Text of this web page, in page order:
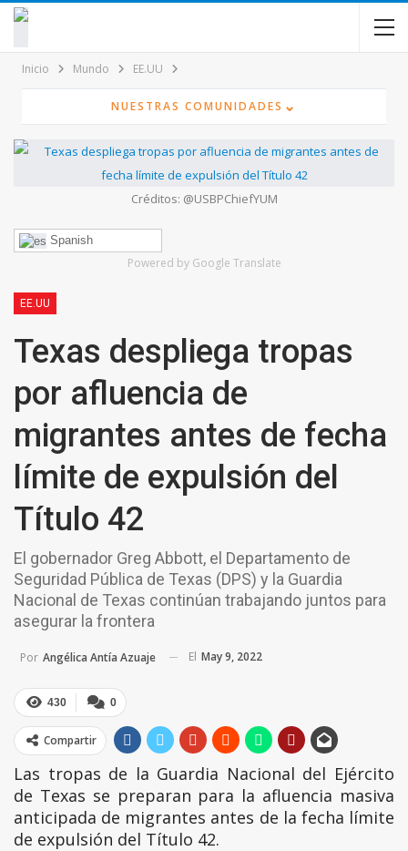
contenido
Inicio Mundo EE.UU
NUESTRAS COMUNIDADES ⌄
Créditos: @USBPChiefYUM
Spanish
Powered by Google Translate
EE.UU
Texas despliega tropas
por afluencia de
migrantes antes de fecha
límite de expulsión del
Título 42
El gobernador Greg Abbott, el Departamento de
Seguridad Pública de Texas (DPS) y la Guardia
Nacional de Texas continúan trabajando juntos para
asegurar la frontera
Por Angélica Antía Azuaje El May 9, 2022
0
430
Compartir
Las tropas de la Guardia Nacional del Ejército
de Texas se preparan para la afluencia masiva
anticipada de migrantes antes de la fecha límite
de expulsión del Título 42.